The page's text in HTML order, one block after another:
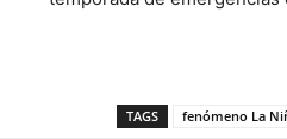
TAGS fenómeno La